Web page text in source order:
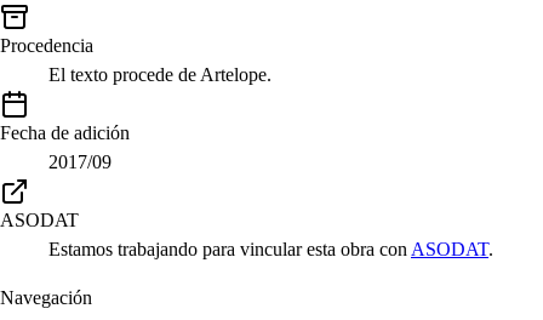
Procedencia
El texto procede de Artelope.
Fecha de adición
2017/09
ASODAT
Estamos trabajando para vincular esta obra con ASODAT.
Navegación